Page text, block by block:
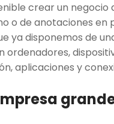
crear un
o de anotaciones en
ya disponemos de
ordenadores,
aplicaciones y